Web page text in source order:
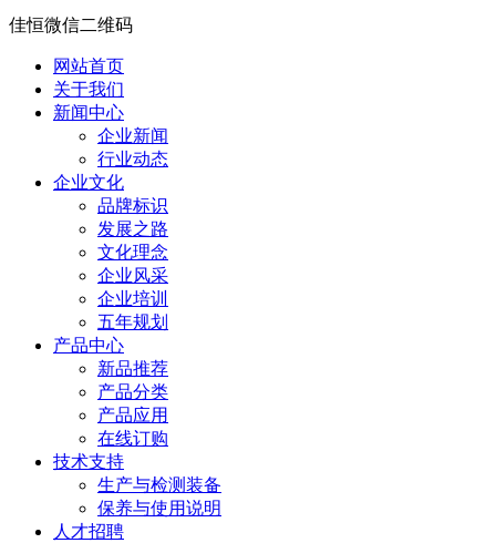
佳恒微信二维码
网站首页
关于我们
新闻中心
企业新闻
行业动态
企业文化
品牌标识
发展之路
文化理念
企业风采
企业培训
五年规划
产品中心
新品推荐
产品分类
产品应用
在线订购
技术支持
生产与检测装备
保养与使用说明
人才招聘